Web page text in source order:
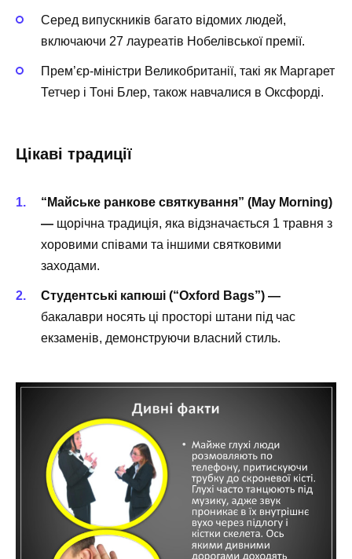
Серед випускників багато відомих людей,
включаючи 27 лауреатів Нобелівської премії.
Прем’єр-міністри Великобританії, такі як Маргарет
Тетчер і Тоні Блер, також навчалися в Оксфорді.
Цікаві традиції
“Майське ранкове святкування” (May Morning)
— щорічна традиція, яка відзначається 1 травня з
хоровими співами та іншими святковими
заходами.
Студентські капюші (“Oxford Bags”) —
бакалаври носять ці просторі штани під час
екзаменів, демонструючи власний стиль.